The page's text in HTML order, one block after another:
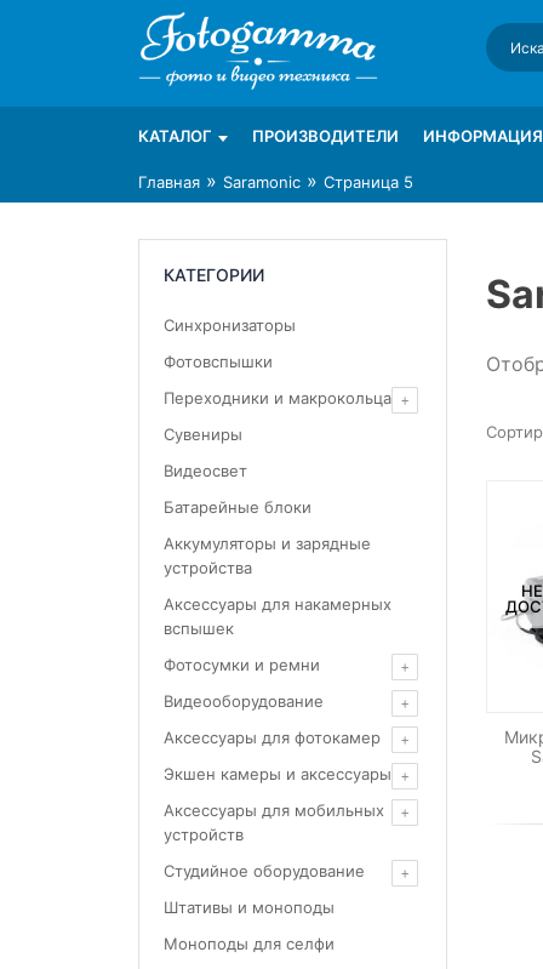
Интернет-магазин фототехники Foto-
Магазин фотоаксессуаров foto-gamma.ru
КАТАЛОГ ПРОИЗВОДИТЕЛИ ИНФОРМАЦИЯ
Главная » Saramonic » Страница 5
КАТЕГОРИИ
Синхронизаторы
Фотовспышки
Переходники и макрокольца
Сувениры
Видеосвет
Батарейные блоки
Аккумуляторы и зарядные
устройства
Аксессуары для накамерных
вспышек
Фотосумки и ремни
Видеооборудование
Аксессуары для фотокамер
Экшен камеры и аксессуары
Аксессуары для мобильных
устройств
Студийное оборудование
Штативы и моноподы
Моноподы для селфи